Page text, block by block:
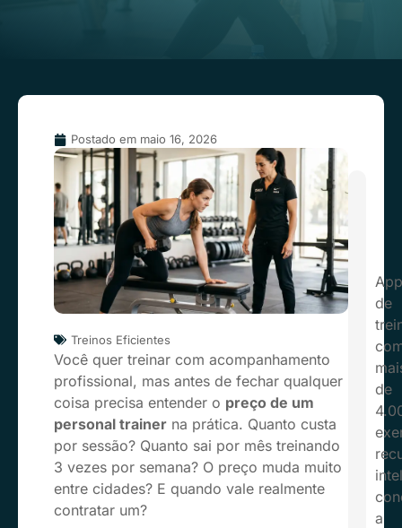
Postado em maio 16, 2026
Treinos Eficientes
Você quer treinar com acompanhamento
profissional, mas antes de fechar qualquer
coisa precisa entender o preço de um
personal trainer na prática. Quanto custa
por sessão? Quanto sai por mês treinando
3 vezes por semana? O preço muda muito
entre cidades? E quando vale realmente
contratar um?
App
de
de
a